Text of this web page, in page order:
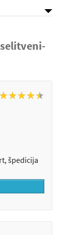
selitveni-
★★★★★
špedicija